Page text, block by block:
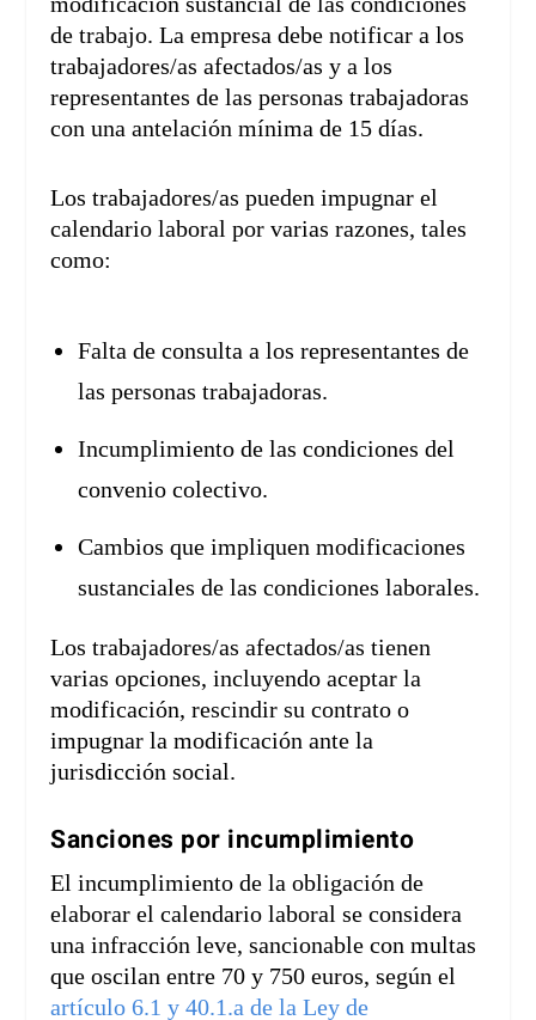
de trabajo. La empresa debe notificar a los
trabajadores/as afectados/as y a los
representantes de las personas trabajadoras
con una antelación mínima de 15 días.
Los trabajadores/as pueden impugnar el
calendario laboral por varias razones, tales
como:
Falta de consulta a los representantes de
las personas trabajadoras.
Incumplimiento de las condiciones del
convenio colectivo.
Cambios que impliquen modificaciones
sustanciales de las condiciones laborales.
Los trabajadores/as afectados/as tienen
varias opciones, incluyendo aceptar la
modificación, rescindir su contrato o
impugnar la modificación ante la
jurisdicción social.
Sanciones por incumplimiento
El incumplimiento de la obligación de
elaborar el calendario laboral se considera
una infracción leve, sancionable con multas
que oscilan entre 70 y 750 euros, según el
artículo 6.1 y 40.1.a de la Ley de